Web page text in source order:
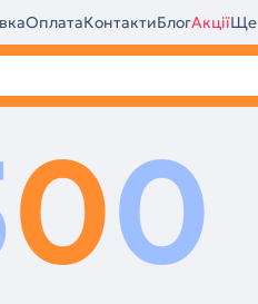
ОплатаКонтактиБлогАкціїЩе
00